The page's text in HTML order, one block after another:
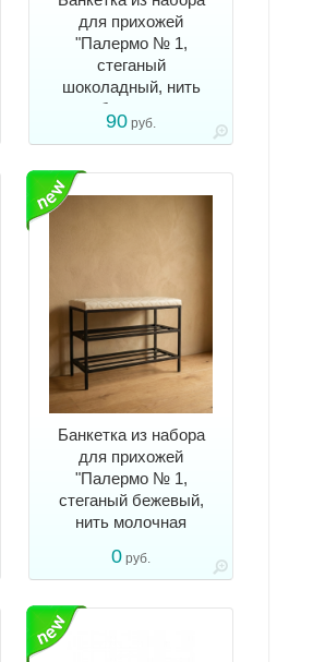
для прихожей
"Палермо № 1,
стеганый
шоколадный, нить
бежевая
90 руб.
Банкетка из набора
для прихожей
"Палермо № 1,
стеганый бежевый,
нить молочная
0 руб.